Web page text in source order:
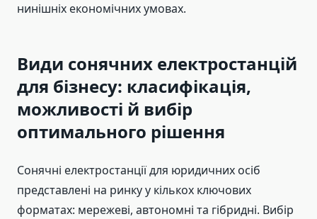
нинішніх економічних умовах.
Види сонячних електростанцій
для бізнесу: класифікація,
можливості й вибір
оптимального рішення
Сонячні електростанції для юридичних осіб
представлені на ринку у кількох ключових
форматах: мережеві, автономні та гібридні. Вибір